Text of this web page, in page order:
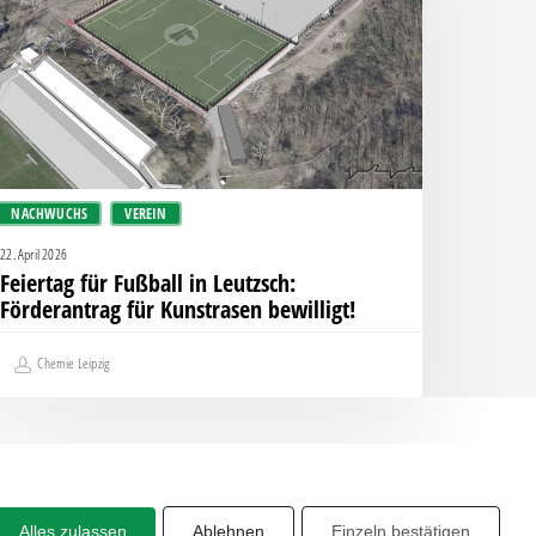
NACHWUCHS VEREIN
bewilligt!
22. April 2026
Feiertag für Fußball in Leutzsch:
Förderantrag für Kunstrasen bewilligt!
Chemie Leipzig
Alles zulassen Ablehnen Einzeln bestätigen